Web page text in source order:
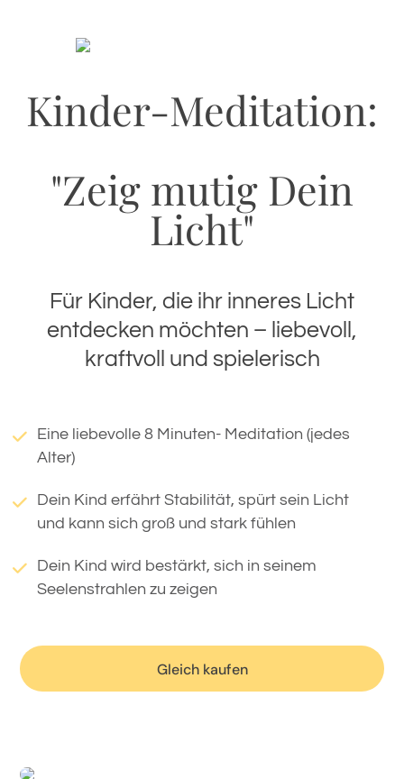
Kinder-Meditation:
"Zeig mutig Dein
Licht"
Für Kinder, die ihr inneres Licht
entdecken möchten – liebevoll,
kraftvoll und spielerisch
Eine liebevolle 8 Minuten- Meditation (jedes
Alter)
Dein Kind erfährt Stabilität, spürt sein Licht
und kann sich groß und stark fühlen
Dein Kind wird bestärkt, sich in seinem
Seelenstrahlen zu zeigen
Gleich kaufen